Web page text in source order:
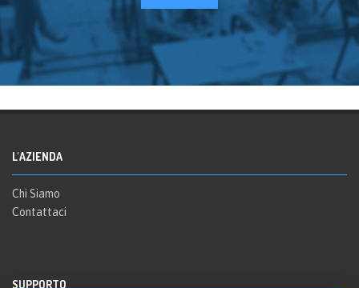
L'AZIENDA
Chi Siamo
Contattaci
SUPPORTO